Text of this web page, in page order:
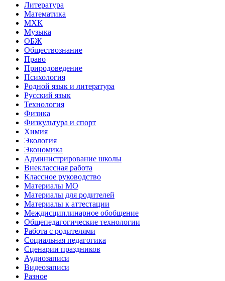
Литература
Математика
МХК
Музыка
ОБЖ
Обществознание
Право
Природоведение
Психология
Родной язык и литература
Русский язык
Технология
Физика
Физкультура и спорт
Химия
Экология
Экономика
Администрирование школы
Внеклассная работа
Классное руководство
Материалы МО
Материалы для родителей
Материалы к аттестации
Междисциплинарное обобщение
Общепедагогические технологии
Работа с родителями
Социальная педагогика
Сценарии праздников
Аудиозаписи
Видеозаписи
Разное